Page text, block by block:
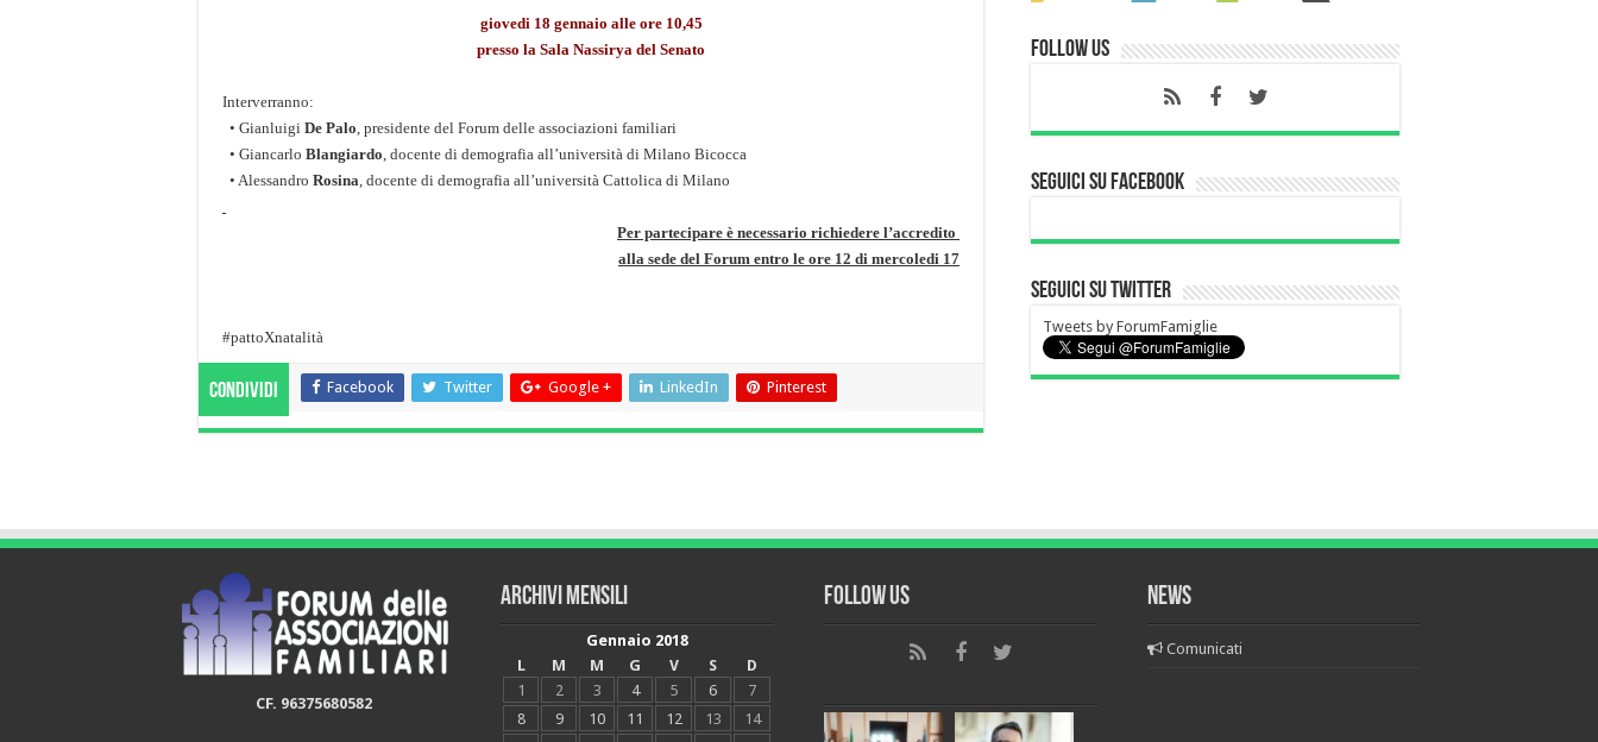
giovedi 18 gennaio alle ore 10,45
presso la Sala Nassirya del Senato
Interverranno:
• Gianluigi De Palo, presidente del Forum delle associazioni familiari
• Giancarlo Blangiardo, docente di demografia all’università di Milano Bicocca
• Alessandro Rosina, docente di demografia all’università Cattolica di Milano
Per partecipare è necessario richiedere l’accredito
alla sede del Forum entro le ore 12 di mercoledi 17
#pattoXnatalità
Condividi Facebook Twitter Google + LinkedIn Pinterest
Follow Us
Seguici su Facebook
Seguici su Twitter
Tweets by ForumFamiglie
CF. 96375680582
Archivi mensili
Gennaio 2018
L
M M G V S
D
1
2 3 4 5 6
7
8
9 10 11 12 13
14
Follow Us News
Comunicati